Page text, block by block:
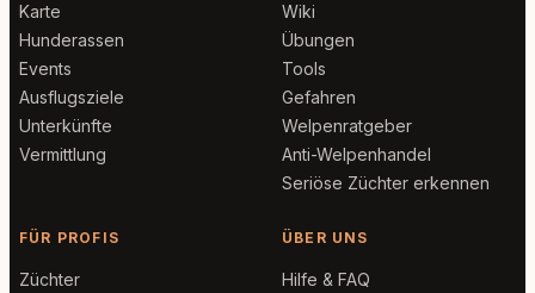
Karte
Hunderassen
Events
Ausflugsziele
Unterkünfte
Vermittlung
Wiki
Übungen
Tools
Gefahren
Welpenratgeber
Anti-Welpenhandel
Seriöse Züchter erkennen
FÜR PROFIS
Züchter
ÜBER UNS
Hilfe & FAQ